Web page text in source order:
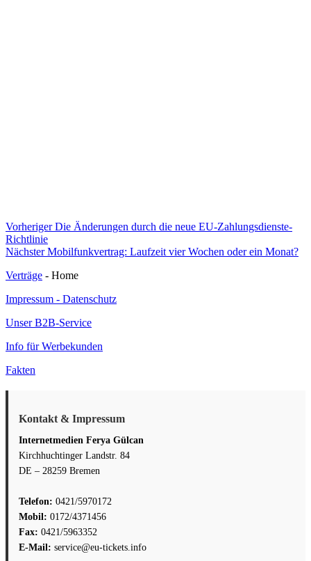
Beitragsnavigation
Vorheriger Vorheriger
Die Änderungen durch die neue EU-Zahlungsdienste-
Richtlinie
Nächster Nächster
Mobilfunkvertrag: Laufzeit vier Wochen oder ein Monat?
Verträge - Home
Impressum - Datenschutz
Unser B2B-Service
Info für Werbekunden
Fakten
Kontakt & Impressum
Internetmedien Ferya Gülcan
Kirchhuchtinger Landstr. 84
DE – 28259 Bremen
Telefon: 0421/5970172
Mobil: 0172/4371456
Fax: 0421/5963352
E-Mail: service@eu-tickets.info